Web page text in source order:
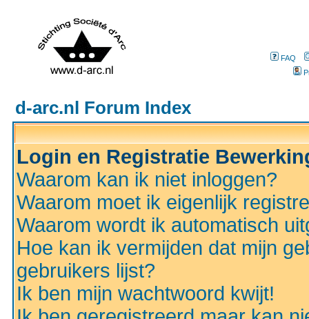
FAQ
d-arc.nl Forum Index
Login en Registratie
Waarom kan ik niet inloggen?
Waarom moet ik eigenlijk
Waarom wordt ik automatisch
Hoe kan ik vermijden dat mijn
gebruikers lijst?
Ik ben mijn wachtwoord kwijt!